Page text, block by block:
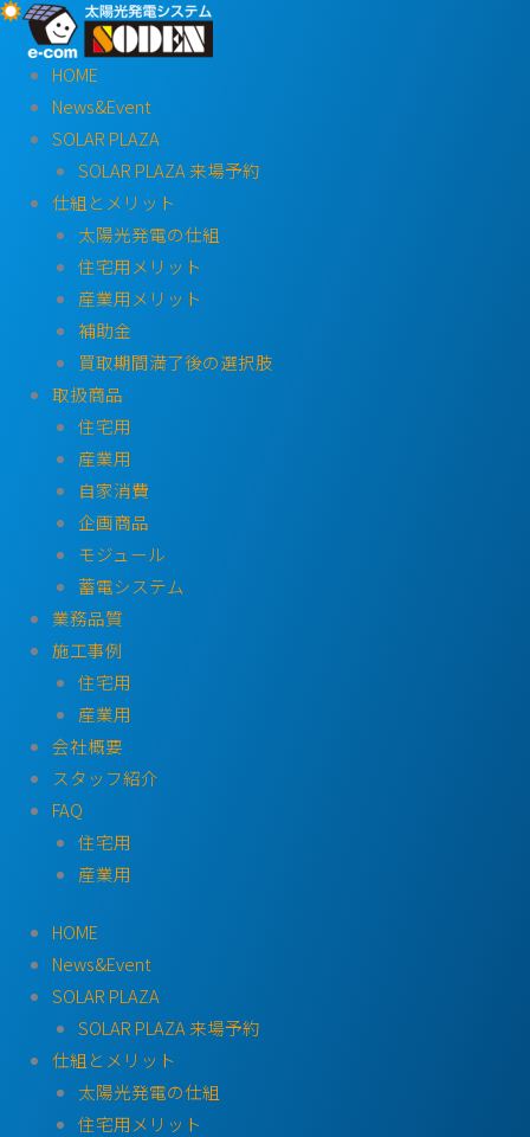
内
HOME
News&Event
SOLAR PLAZA
SOLAR PLAZA 来場予約
仕組とメリット
太陽光発電の仕組
住宅用メリット
産業用メリット
補助金
買取期間満了後の選択肢
取扱商品
住宅用
産業用
自家消費
企画商品
モジュール
蓄電システム
業務品質
施工事例
住宅用
産業用
会社概要
スタッフ紹介
FAQ
住宅用
産業用
HOME
News&Event
SOLAR PLAZA
SOLAR PLAZA 来場予約
仕組とメリット
太陽光発電の仕組
住宅用メリット